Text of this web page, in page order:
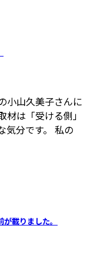
小山久美子さんに
は「受ける側」
気分です。 私の
載りました。